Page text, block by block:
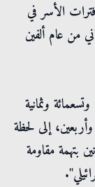
الأسر في
من عام ألفين
وثمانية
إلى لحظة
بتهمة مقاومة